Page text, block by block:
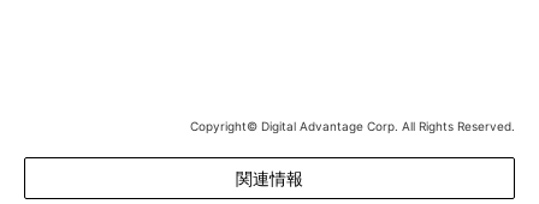
Copyright© Digital Advantage Corp. All Rights Reserved.
関連情報